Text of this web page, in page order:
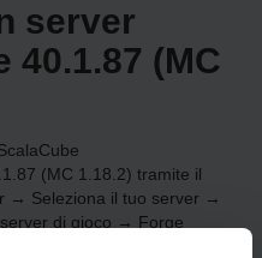
server
40.1.87 (MC
(MC 1.18.2) tramite il
→ Seleziona il tuo server →
di gioco → Forge